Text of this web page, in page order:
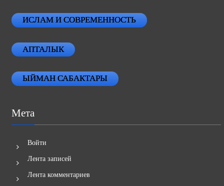
ИСЛАМ И СОВРЕМЕННОСТЬ
АПТАЛЫК
ЫЙМАН САБАКТАРЫ
Мета
Войти
Лента записей
Лента комментариев